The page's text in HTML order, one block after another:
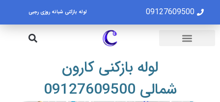
09127609500 لوله بازکنی شبانه روزی رجبی
لوله بازکنی کارون
شمالی 09127609500